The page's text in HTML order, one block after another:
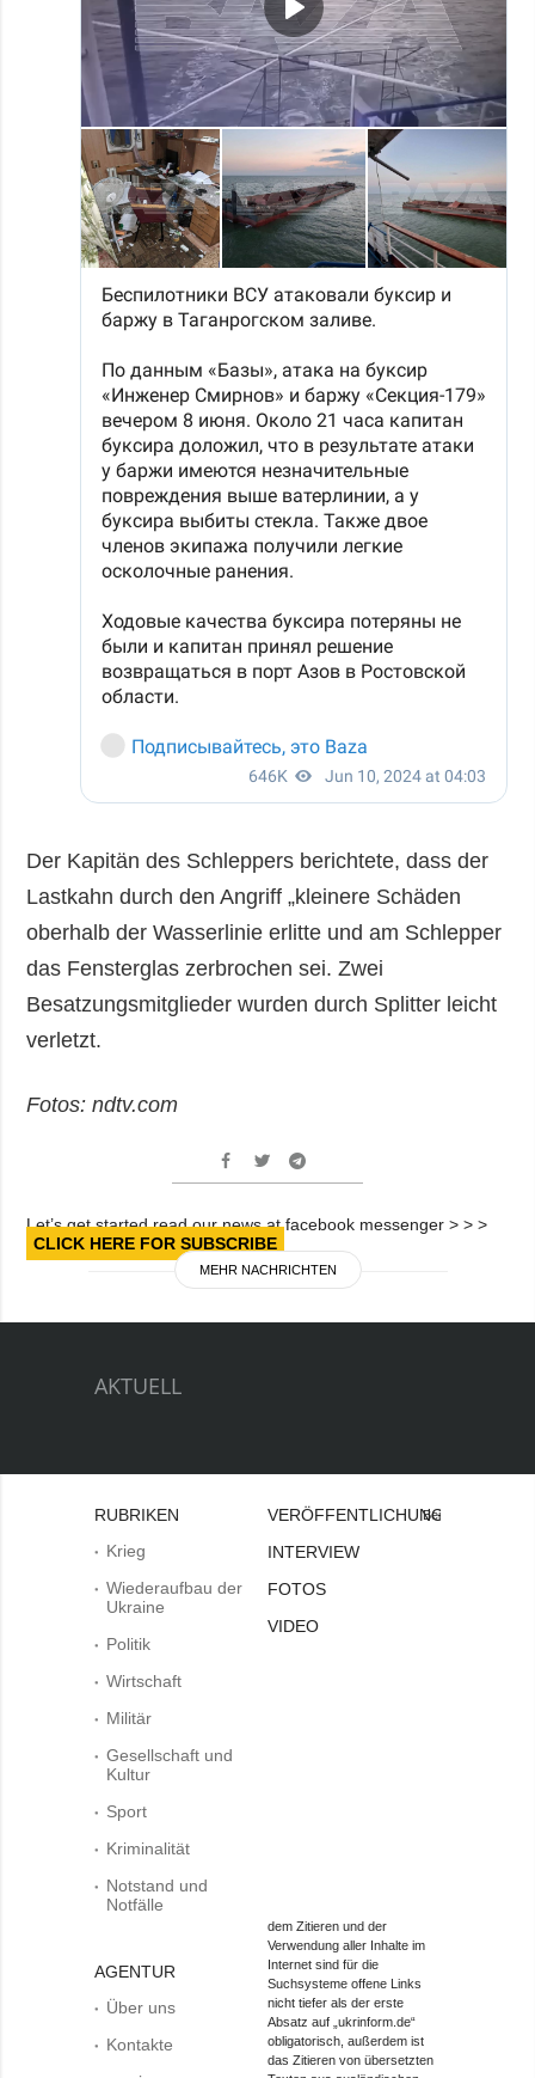
Der Kapitän des Schleppers berichtete, dass der
Lastkahn durch den Angriff „kleinere Schäden
oberhalb der Wasserlinie erlitte und am Schlepper
das Fensterglas zerbrochen sei. Zwei
Besatzungsmitglieder wurden durch Splitter leicht
verletzt.
Fotos: ndtv.com
Let’s get started read our news at facebook messenger > > >
CLICK HERE FOR SUBSCRIBE
MEHR NACHRICHTEN
AKTUELL
RUBRIKEN
Krieg
Wiederaufbau der
Ukraine
Politik
Wirtschaft
Militär
Gesellschaft und
Kultur
Sport
Kriminalität
Notstand und
Notfälle
AGENTUR
Über uns
Kontakte
VERÖFFENTLICHUNGEN
INTERVIEW
FOTOS
VIDEO
Bei
dem Zitieren und der
Verwendung aller Inhalte im
Internet sind für die
Suchsysteme offene Links
nicht tiefer als der erste
Absatz auf „ukrinform.de“
obligatorisch, außerdem ist
das Zitieren von übersetzten